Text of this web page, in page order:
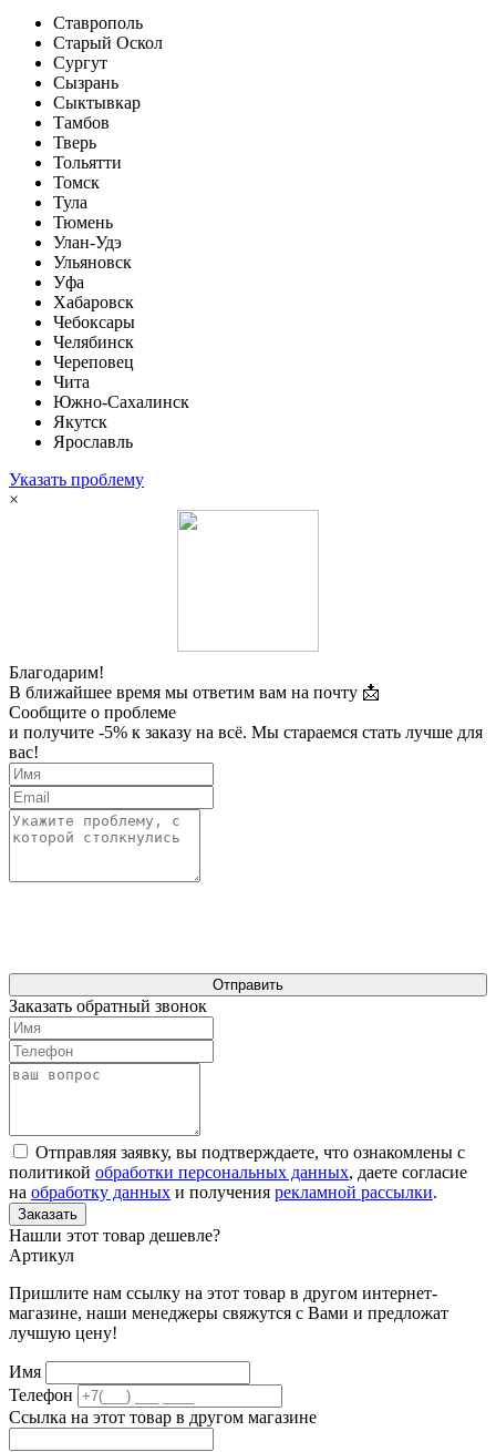
Ставрополь
Старый Оскол
Сургут
Сызрань
Сыктывкар
Тамбов
Тверь
Тольятти
Томск
Тула
Тюмень
Улан-Удэ
Ульяновск
Уфа
Хабаровск
Чебоксары
Челябинск
Череповец
Чита
Южно-Сахалинск
Якутск
Ярославль
Указать проблему
×
Благодарим!
В ближайшее время мы ответим вам на почту 📩
Сообщите о проблеме
и получите -5% к заказу на всё. Мы стараемся стать лучше для
вас!
Отправить
Заказать обратный звонок
Отправляя заявку, вы подтверждаете, что ознакомлены с
политикой обработки персональных данных, даете согласие
на обработку данных и получения рекламной рассылки.
Заказать
Нашли этот товар дешевле?
Артикул
Пришлите нам ссылку на этот товар в другом интернет-
магазине, наши менеджеры свяжутся с Вами и предложат
лучшую цену!
Имя
Телефон
Ссылка на этот товар в другом магазине